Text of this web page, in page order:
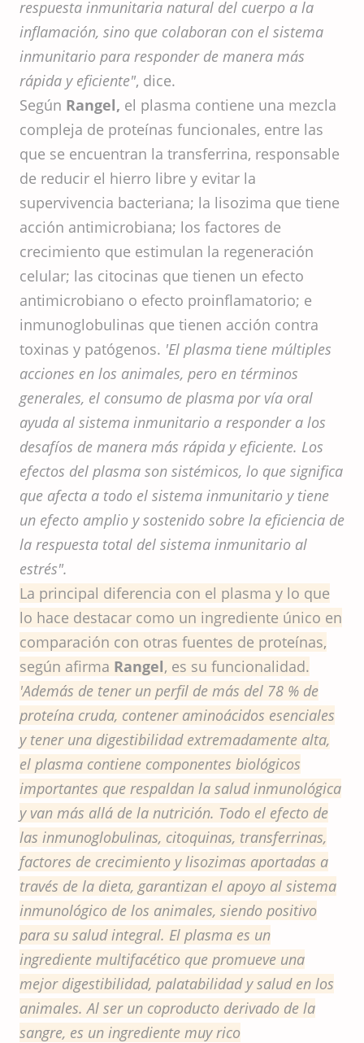
respuesta inmunitaria natural del cuerpo a la
inflamación, sino que colaboran con el sistema
inmunitario para responder de manera más
rápida y eficiente", dice.
Según Rangel, el plasma contiene una mezcla
compleja de proteínas funcionales, entre las
que se encuentran la transferrina, responsable
de reducir el hierro libre y evitar la
supervivencia bacteriana; la lisozima que tiene
acción antimicrobiana; los factores de
crecimiento que estimulan la regeneración
celular; las citocinas que tienen un efecto
antimicrobiano o efecto proinflamatorio; e
inmunoglobulinas que tienen acción contra
toxinas y patógenos. 'El plasma tiene múltiples
acciones en los animales, pero en términos
generales, el consumo de plasma por vía oral
ayuda al sistema inmunitario a responder a los
desafíos de manera más rápida y eficiente. Los
efectos del plasma son sistémicos, lo que significa
que afecta a todo el sistema inmunitario y tiene
un efecto amplio y sostenido sobre la eficiencia de
la respuesta total del sistema inmunitario al
estrés".
La principal diferencia con el plasma y lo que
lo hace destacar como un ingrediente único en
comparación con otras fuentes de proteínas,
según afirma Rangel, es su funcionalidad.
'Además de tener un perfil de más del 78 % de
proteína cruda, contener aminoácidos esenciales
y tener una digestibilidad extremadamente alta,
el plasma contiene componentes biológicos
importantes que respaldan la salud inmunológica
y van más allá de la nutrición. Todo el efecto de
las inmunoglobulinas, citoquinas, transferrinas,
factores de crecimiento y lisozimas aportadas a
través de la dieta, garantizan el apoyo al sistema
inmunológico de los animales, siendo positivo
para su salud integral. El plasma es un
ingrediente multifacético que promueve una
mejor digestibilidad, palatabilidad y salud en los
animales. Al ser un coproducto derivado de la
sangre, es un ingrediente muy rico